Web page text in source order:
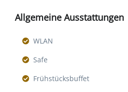
Allgemeine Ausstattungen
WLAN
Safe
Frühstücksbuffet